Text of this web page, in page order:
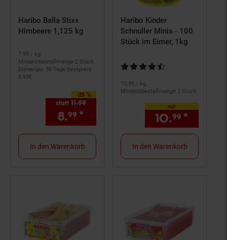
Haribo Balla Stixx
Himbeere 1,125 kg
7.99 / kg
Mindestbestellmenge 2 Stück
Bisheriger 30 Tage Bestpreis:
8.99€
-25 %
Sie Sparen 25 Prozent,
statt 11.99 €
8.99 * Aktueller Preis: 8,99
In den Warenkorb
Haribo Kinder
Schnuller Minis - 100
Stück im Eimer, 1kg
Kundenbewertung: 4,72 von 5
10.99 / kg
Mindestbestellmenge 2 Stück
nur
10.99 *
In den Warenkorb